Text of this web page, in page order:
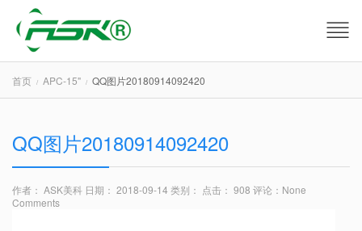
首页 APC-15" QQ图片20180914092420
QQ图片20180914092420
作者： ASK美科 日期： 2018-09-14 类别： 点击： 908 评论： None
Comments